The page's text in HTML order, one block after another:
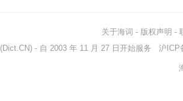
关于海词 - 版权声明 -
(Dict.CN) - 自 2003 年 11 月 27 日开始服务 沪ICP